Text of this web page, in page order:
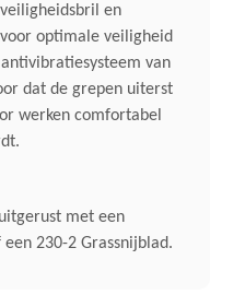
en
optimale veiligheid
van
dat de grepen uiterst
werken comfortabel
met een
230-2 Grassnijblad.